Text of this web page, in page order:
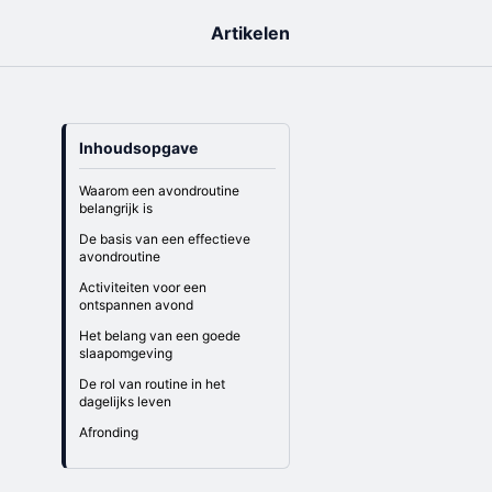
Artikelen
Inhoudsopgave
Waarom een avondroutine
belangrijk is
De basis van een effectieve
avondroutine
Activiteiten voor een
ontspannen avond
Het belang van een goede
slaapomgeving
De rol van routine in het
dagelijks leven
Afronding